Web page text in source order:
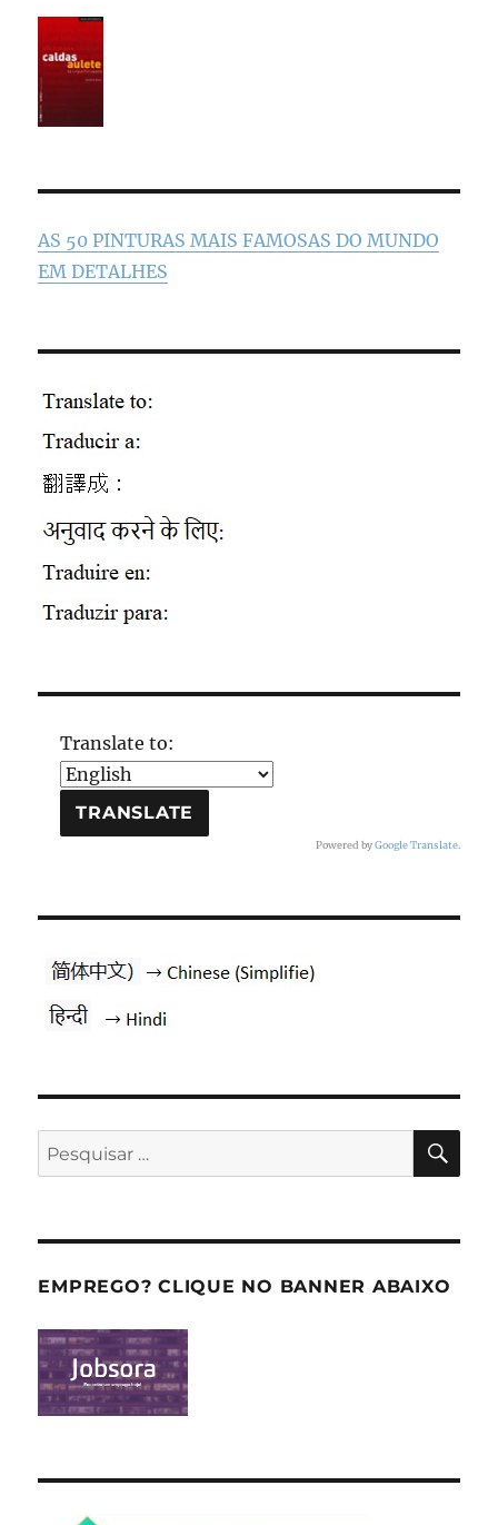
AS 50 PINTURAS MAIS FAMOSAS DO MUNDO
EM DETALHES
Translate to:
Powered byGoogle Translate.
Pesquisar
por:
EMPREGO? CLIQUE NO BANNER ABAIXO